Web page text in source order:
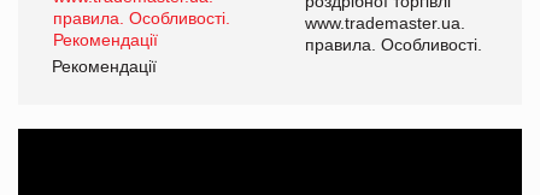
www.trademaster.ua.
правила. Особливості.
Рекомендації